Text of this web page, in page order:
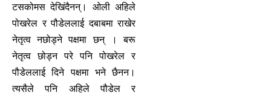
टसकोमस देखिंदैनन्। ओली अहिले
पोखरेल र पौडेललाई दबाबमा राखेर
नेतृत्व नछोड्ने पक्षमा छन् । बरू
नेतृत्व छोड्न परे पनि पोखरेल र
पौडेललाई दिने पक्षमा भने छैनन।
त्यसैले पनि अहिले पौडेल र